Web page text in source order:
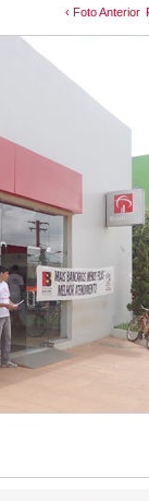
‹ Foto Anterior